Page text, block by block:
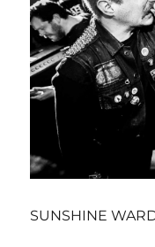
SUNSHINE